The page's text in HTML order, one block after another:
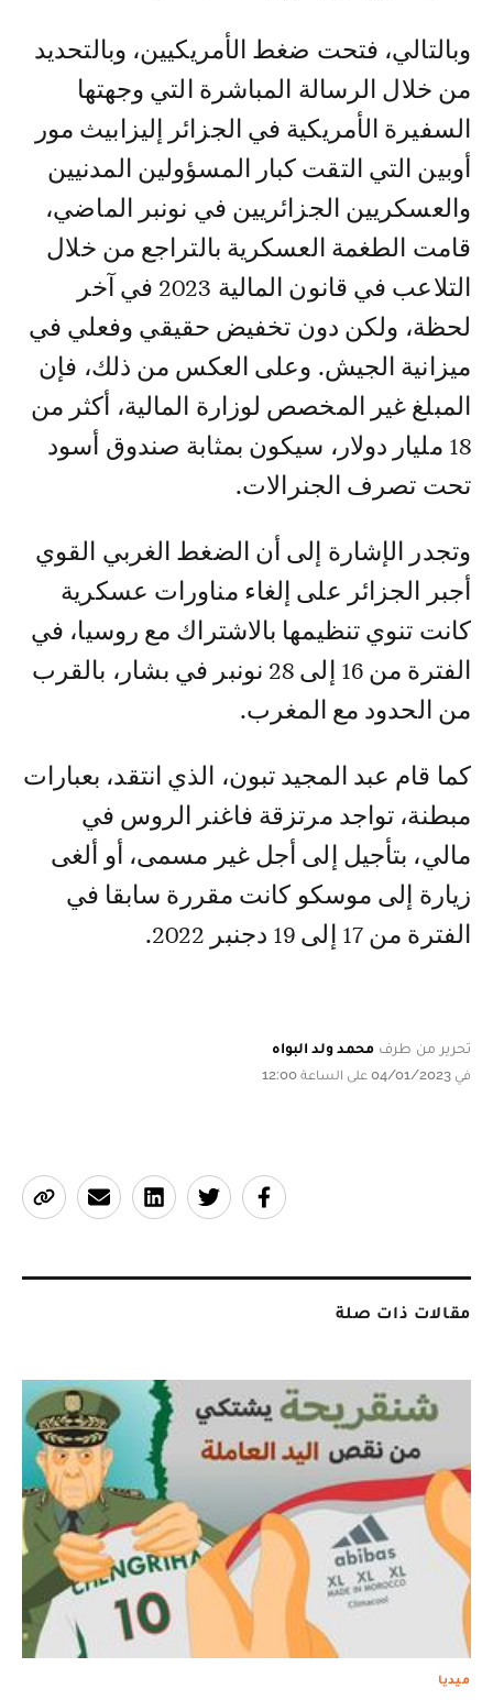
وبالتالي، فتحت ضغط الأمريكيين، وبالتحديد
من خلال الرسالة المباشرة التي وجهتها
السفيرة الأمريكية في الجزائر إليزابيث مور
أوبين التي التقت كبار المسؤولين المدنيين
والعسكريين الجزائريين في نونبر الماضي،
قامت الطغمة العسكرية بالتراجع من خلال
التلاعب في قانون المالية 2023 في آخر
لحظة، ولكن دون تخفيض حقيقي وفعلي في
ميزانية الجيش. وعلى العكس من ذلك، فإن
المبلغ غير المخصص لوزارة المالية، أكثر من
18 مليار دولار، سيكون بمثابة صندوق أسود
تحت تصرف الجنرالات.
وتجدر الإشارة إلى أن الضغط الغربي القوي
أجبر الجزائر على إلغاء مناورات عسكرية
كانت تنوي تنظيمها بالاشتراك مع روسيا، في
الفترة من 16 إلى 28 نونبر في بشار، بالقرب
من الحدود مع المغرب.
كما قام عبد المجيد تبون، الذي انتقد، بعبارات
مبطنة، تواجد مرتزقة فاغنر الروس في
مالي، بتأجيل إلى أجل غير مسمى، أو ألغى
زيارة إلى موسكو كانت مقررة سابقا في
الفترة من 17 إلى 19 دجنبر 2022.
تحرير من طرف محمد ولد البواه
في 04/01/2023 على الساعة 12:00
مقالات ذات صلة
ميديا